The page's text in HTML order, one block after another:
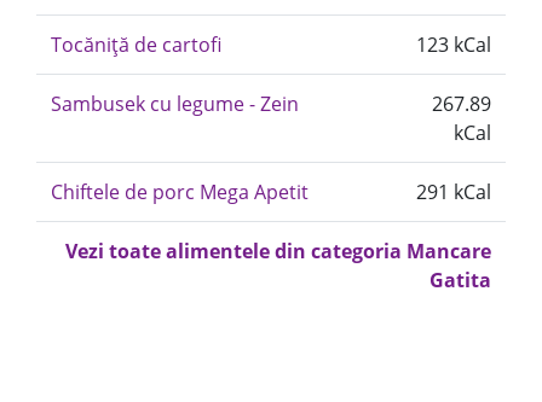
Tocăniță de cartofi 123 kCal
Sambusek cu legume - Zein
267.89
kCal
Chiftele de porc Mega Apetit 291 kCal
Vezi toate alimentele din categoria Mancare
Gatita